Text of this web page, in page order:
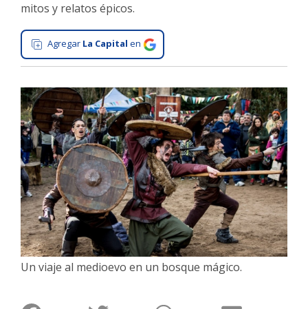
Tecnología
Gastronomía
Salud
Interés
General
La
Ciudad
Deportes
Arte
y
Espectáculos
Policiales
Cartelera
Fotos
mitos y relatos épicos.
Agregar La Capital en
Un viaje al medioevo en un bosque mágico.